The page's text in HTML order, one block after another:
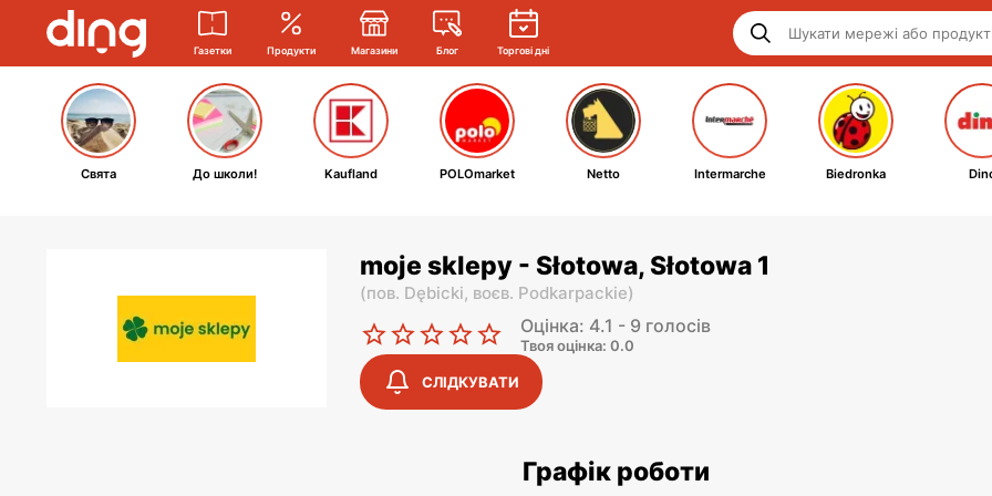
Газетки Продукти Магазини Блог Торгові дні
Свята До школи! Kaufland POLOmarket Netto Intermarche Biedronka
moje sklepy - Słotowa, Słotowa 1
(пов. Dębicki, воєв. Podkarpackie)
Оцінка: 4.1 - 9 голосів
Твоя оцінка: 0.0
СЛІДКУВАТИ
Графік роботи